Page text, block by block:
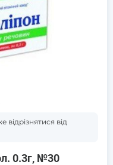
від
0.3г, №30